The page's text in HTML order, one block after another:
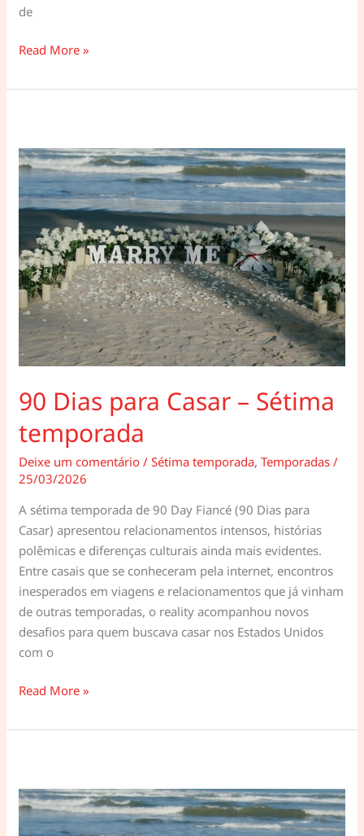
de
90
para
Oitava
temporada
Read More »
90 Dias para Casar – Sétima
temporada
Deixe um comentário /Sétima temporada,Temporadas /
25/03/2026
A sétima temporada de 90 Day Fiancé (90 Dias para
Casar) apresentou relacionamentos intensos, histórias
polêmicas e diferenças culturais ainda mais evidentes.
Entre casais que se conheceram pela internet, encontros
inesperados em viagens e relacionamentos que já vinham
de outras temporadas, o reality acompanhou novos
desafios para quem buscava casar nos Estados Unidos
com o
90
para
Sétima
temporada
Read More »